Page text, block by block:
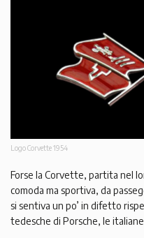
Logo Corvette 1954
Forse la Corvette, partita nel
comoda ma sportiva, da
si sentiva un po’ in difetto
tedesche di Porsche, le